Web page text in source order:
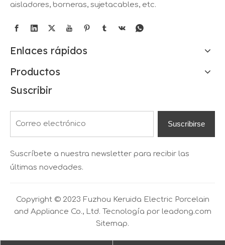
aisladores, borneras, sujetacables, etc.
Enlaces rápidos
Productos
Suscribir
Suscribirse
Suscríbete a nuestra newsletter para recibir las
últimas novedades.
Copyright © 2023 Fuzhou Keruida Electric Porcelain
and Appliance Co., Ltd. Tecnología por leadong.com
Sitemap.